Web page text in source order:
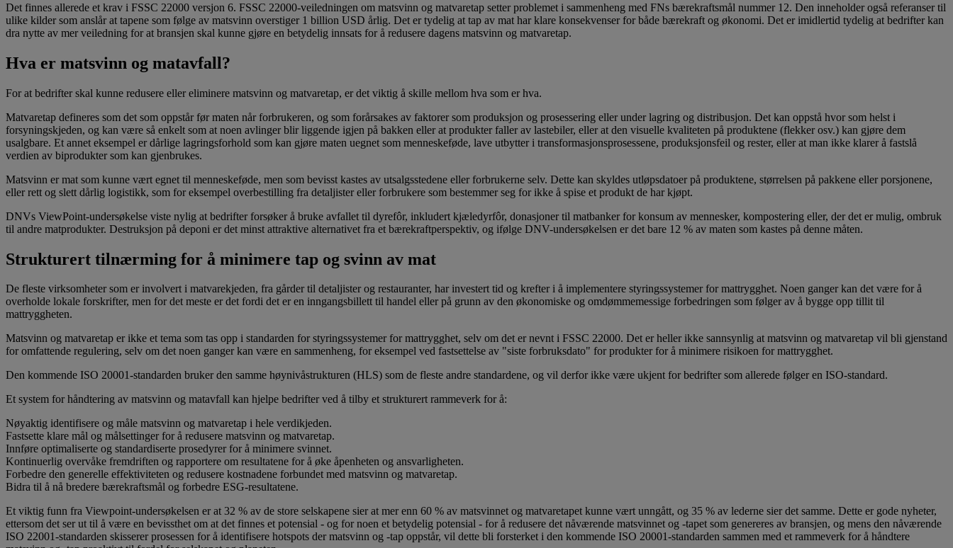
Det finnes allerede et krav i FSSC 22000 versjon 6. FSSC 22000-veiledningen om matsvinn og matvaretap setter problemet i sammenheng med FNs bærekraftsmål nummer 12. Den inneholder også referanser til
ulike kilder som anslår at tapene som følge av matsvinn overstiger 1 billion USD årlig. Det er tydelig at tap av mat har klare konsekvenser for både bærekraft og økonomi. Det er imidlertid tydelig at bedrifter kan
dra nytte av mer veiledning for at bransjen skal kunne gjøre en betydelig innsats for å redusere dagens matsvinn og matvaretap.
Hva er matsvinn og matavfall?
For at bedrifter skal kunne redusere eller eliminere matsvinn og matvaretap, er det viktig å skille mellom hva som er hva.
Matvaretap defineres som det som oppstår før maten når forbrukeren, og som forårsakes av faktorer som produksjon og prosessering eller under lagring og distribusjon. Det kan oppstå hvor som helst i
forsyningskjeden, og kan være så enkelt som at noen avlinger blir liggende igjen på bakken eller at produkter faller av lastebiler, eller at den visuelle kvaliteten på produktene (flekker osv.) kan gjøre dem
usalgbare. Et annet eksempel er dårlige lagringsforhold som kan gjøre maten uegnet som menneskeføde, lave utbytter i transformasjonsprosessene, produksjonsfeil og rester, eller at man ikke klarer å fastslå
verdien av biprodukter som kan gjenbrukes.
Matsvinn er mat som kunne vært egnet til menneskeføde, men som bevisst kastes av utsalgsstedene eller forbrukerne selv. Dette kan skyldes utløpsdatoer på produktene, størrelsen på pakkene eller porsjonene,
eller rett og slett dårlig logistikk, som for eksempel overbestilling fra detaljister eller forbrukere som bestemmer seg for ikke å spise et produkt de har kjøpt.
DNVs ViewPoint-undersøkelse viste nylig at bedrifter forsøker å bruke avfallet til dyrefôr, inkludert kjæledyrfôr, donasjoner til matbanker for konsum av mennesker, kompostering eller, der det er mulig, ombruk
til andre matprodukter. Destruksjon på deponi er det minst attraktive alternativet fra et bærekraftperspektiv, og ifølge DNV-undersøkelsen er det bare 12 % av maten som kastes på denne måten.
Strukturert tilnærming for å minimere tap og svinn av mat
De fleste virksomheter som er involvert i matvarekjeden, fra gårder til detaljister og restauranter, har investert tid og krefter i å implementere styringssystemer for mattrygghet. Noen ganger kan det være for å
overholde lokale forskrifter, men for det meste er det fordi det er en inngangsbillett til handel eller på grunn av den økonomiske og omdømmemessige forbedringen som følger av å bygge opp tillit til
mattryggheten.
Matsvinn og matvaretap er ikke et tema som tas opp i standarden for styringssystemer for mattrygghet, selv om det er nevnt i FSSC 22000. Det er heller ikke sannsynlig at matsvinn og matvaretap vil bli gjenstand
for omfattende regulering, selv om det noen ganger kan være en sammenheng, for eksempel ved fastsettelse av "siste forbruksdato" for produkter for å minimere risikoen for mattrygghet.
Den kommende ISO 20001-standarden bruker den samme høynivåstrukturen (HLS) som de fleste andre standardene, og vil derfor ikke være ukjent for bedrifter som allerede følger en ISO-standard.
Et system for håndtering av matsvinn og matavfall kan hjelpe bedrifter ved å tilby et strukturert rammeverk for å:
Nøyaktig identifisere og måle matsvinn og matvaretap i hele verdikjeden.
Fastsette klare mål og målsettinger for å redusere matsvinn og matvaretap.
Innføre optimaliserte og standardiserte prosedyrer for å minimere svinnet.
Kontinuerlig overvåke fremdriften og rapportere om resultatene for å øke åpenheten og ansvarligheten.
Forbedre den generelle effektiviteten og redusere kostnadene forbundet med matsvinn og matvaretap.
Bidra til å nå bredere bærekraftsmål og forbedre ESG-resultatene.
Et viktig funn fra Viewpoint-undersøkelsen er at 32 % av de store selskapene sier at mer enn 60 % av matsvinnet og matvaretapet kunne vært unngått, og 35 % av lederne sier det samme. Dette er gode nyheter,
ettersom det ser ut til å være en bevissthet om at det finnes et potensial - og for noen et betydelig potensial - for å redusere det nåværende matsvinnet og -tapet som genereres av bransjen, og mens den nåværende
ISO 22001-standarden skisserer prosessen for å identifisere hotspots der matsvinn og -tap oppstår, vil dette bli forsterket i den kommende ISO 20001-standarden sammen med et rammeverk for å håndtere